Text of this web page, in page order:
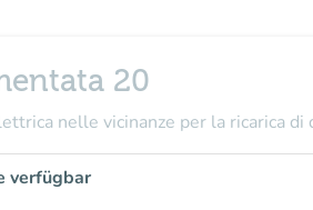
20
nelle vicinanze per la ricarica
verfügbar